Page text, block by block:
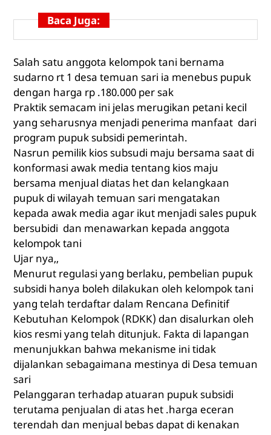
Baca Juga:
Salah satu anggota kelompok tani bernama
sudarno rt 1 desa temuan sari ia menebus pupuk
dengan harga rp .180.000per sak
Praktik semacam ini jelas merugikan petani kecil
yang seharusnya menjadi penerima manfaat dari
program pupuk subsidi pemerintah.
Nasrun pemilik kios subsudi maju bersama saat di
konformasi awak media tentang kios maju
bersama menjual diatas het dan kelangkaan
pupuk di wilayah temuan sari mengatakan
kepada awak media agar ikut menjadi sales pupuk
bersubidi dan menawarkan kepada anggota
kelompok tani
Ujar nya,,
Menurut regulasi yang berlaku, pembelian pupuk
subsidi hanya boleh dilakukan oleh kelompok tani
yang telah terdaftar dalam Rencana Definitif
Kebutuhan Kelompok (RDKK) dan disalurkan oleh
kios resmi yang telah ditunjuk. Fakta di lapangan
menunjukkan bahwa mekanisme ini tidak
dijalankan sebagaimana mestinya di Desa temuan
sari
Pelanggaran terhadap atuaran pupuk subsidi
terutama penjualan di atas het .harga eceran
terendah dan menjual bebas dapat di kenakan